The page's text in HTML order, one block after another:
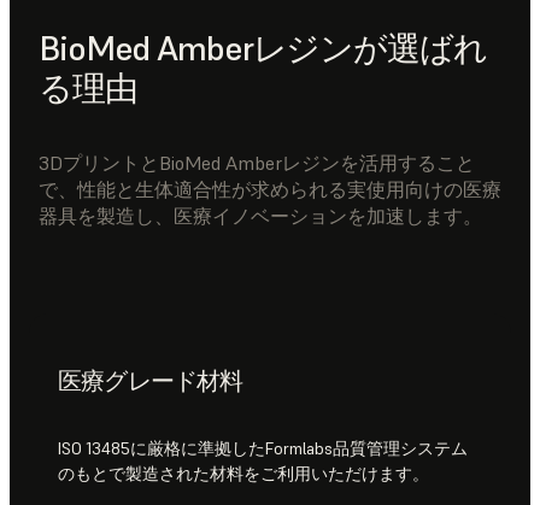
BioMed Amberレジンが選ばれ
る理由
3DプリントとBioMed Amberレジンを活用すること
で、性能と生体適合性が求められる実使用向けの医療
器具を製造し、医療イノベーションを加速します。
医療グレード材料
ISO 13485に厳格に準拠したFormlabs品質管理システム
のもとで製造された材料をご利用いただけます。